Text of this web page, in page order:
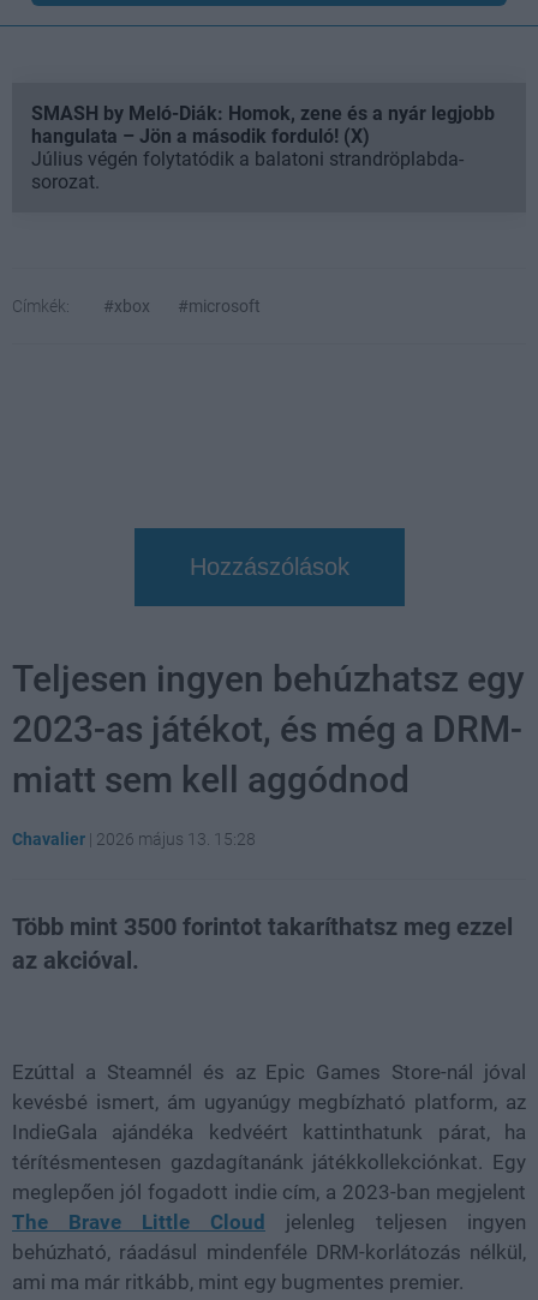
SMASH by Meló-Diák: Homok, zene és a nyár legjobb
hangulata – Jön a második forduló! (X)
Július végén folytatódik a balatoni strandröplabda-
sorozat.
Címkék: #xbox #microsoft
Hozzászólások
Teljesen ingyen behúzhatsz egy
2023-as játékot, és még a DRM-
miatt sem kell aggódnod
Chavalier | 2026 május 13. 15:28
Több mint 3500 forintot takaríthatsz meg ezzel
az akcióval.
Ezúttal a Steamnél és az Epic Games Store-nál jóval
kevésbé ismert, ám ugyanúgy megbízható platform, az
IndieGala ajándéka kedvéért kattinthatunk párat, ha
térítésmentesen gazdagítanánk játékkollekciónkat. Egy
meglepően jól fogadott indie cím, a 2023-ban megjelent
The Brave Little Cloud
jelenleg teljesen ingyen
behúzható, ráadásul mindenféle DRM-korlátozás nélkül,
ami ma már ritkább, mint egy bugmentes premier.